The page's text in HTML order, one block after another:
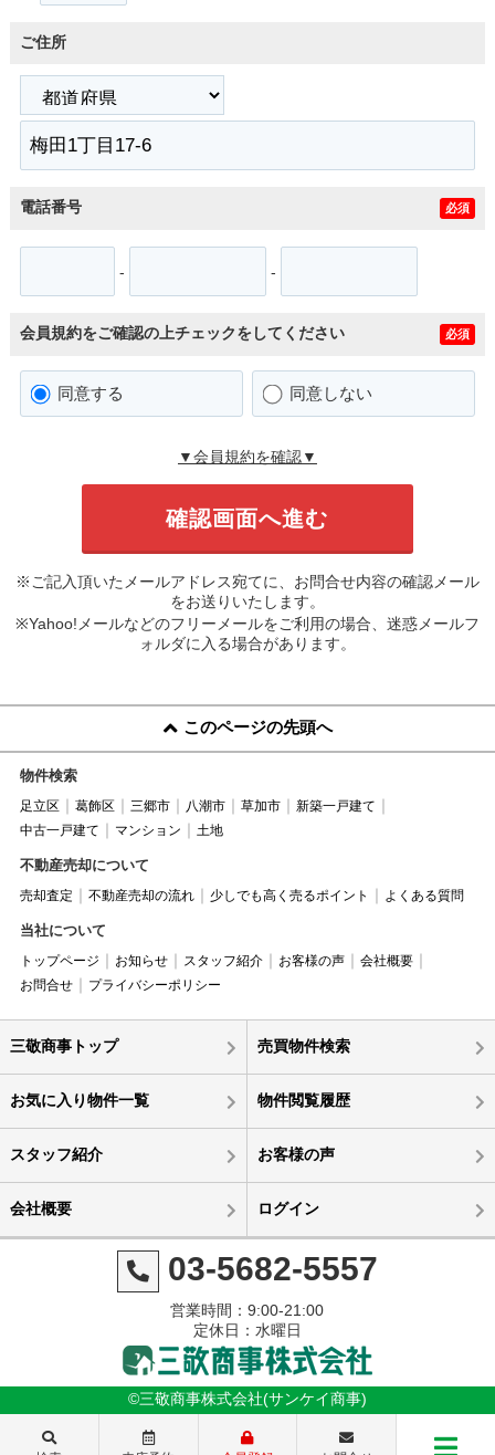
ご住所
電話番号 必須
- -
会員規約をご確認の上チェックをしてください 必須
同意する 同意しない
▼会員規約を確認▼
※ご記入頂いたメールアドレス宛てに、お問合せ内容の確認メール
をお送りいたします。
※Yahoo!メールなどのフリーメールをご利用の場合、迷惑メールフ
ォルダに入る場合があります。
このページの先頭へ
物件検索
足立区 葛飾区 三郷市 八潮市 草加市
新築一戸建て
中古一戸建て
マンション 土地
不動産売却について
売却査定 不動産売却の流れ 少しでも高く売るポイント よくある質問
当社について
トップページ お知らせ スタッフ紹介 お客様の声
会社概要
お問合せ
プライバシーポリシー
三敬商事トップ 売買物件検索
お気に入り物件一覧 物件閲覧履歴
スタッフ紹介 お客様の声
会社概要 ログイン
03-5682-5557
営業時間：9:00-21:00
定休日：水曜日
©三敬商事株式会社(サンケイ商事)